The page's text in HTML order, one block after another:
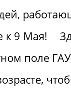
к 9 Мая!
поле